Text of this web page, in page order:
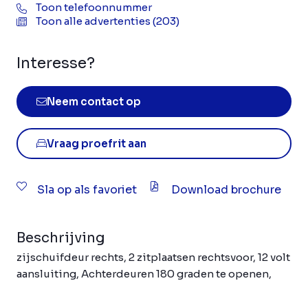
Toon telefoonnummer
Toon alle advertenties (203)
Interesse?
Neem contact op
Vraag proefrit aan
Sla op als favoriet Download brochure
Beschrijving
zijschuifdeur rechts, 2 zitplaatsen rechtsvoor, 12 volt
aansluiting, Achterdeuren 180 graden te openen,